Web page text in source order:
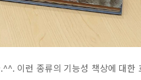
이런 종류의 기능성 책상에 대한